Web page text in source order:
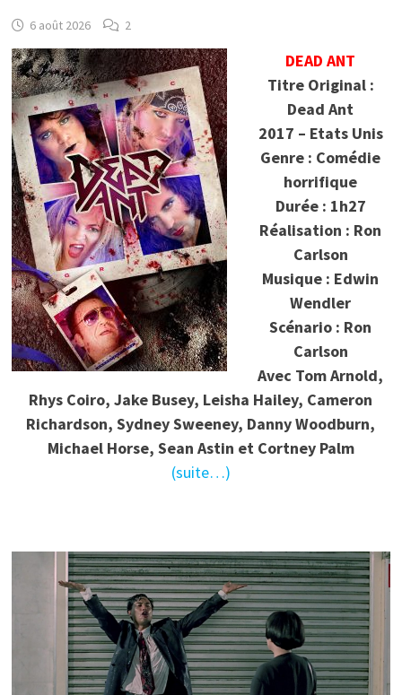
6 août 2026 2
DEAD ANT
Titre Original :
Dead Ant
2017 – Etats Unis
Genre : Comédie
horrifique
Durée : 1h27
Réalisation : Ron
Carlson
Musique : Edwin
Wendler
Scénario : Ron
Carlson
Avec Tom Arnold,
Rhys Coiro, Jake Busey, Leisha Hailey, Cameron
Richardson, Sydney Sweeney, Danny Woodburn,
Michael Horse, Sean Astin et Cortney Palm
(suite…)